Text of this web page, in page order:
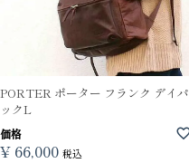
PORTER ポーター フランク デイパ
ックL
価格
¥ 66,000 税込